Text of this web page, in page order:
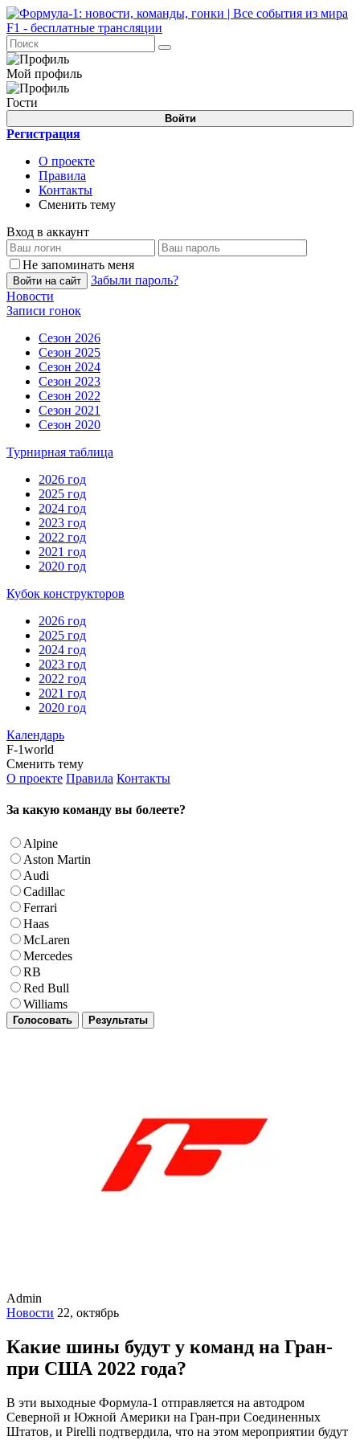
Мой профиль
Гости
Войти
Регистрация
О проекте
Правила
Контакты
Сменить тему
Вход в аккаунт
Не запоминать меня
Войти на сайт
Забыли пароль?
Новости
Записи гонок
Сезон 2026
Сезон 2025
Сезон 2024
Сезон 2023
Сезон 2022
Сезон 2021
Сезон 2020
Турнирная таблица
2026 год
2025 год
2024 год
2023 год
2022 год
2021 год
2020 год
Кубок конструкторов
2026 год
2025 год
2024 год
2023 год
2022 год
2021 год
2020 год
Календарь
F-1world
Сменить тему
О проекте Правила Контакты
За какую команду вы болеете?
Alpine
Aston Martin
Audi
Cadillac
Ferrari
Haas
McLaren
Mercedes
RB
Red Bull
Williams
Голосовать Результаты
Admin
Новости 22, октябрь
Какие шины будут у команд на Гран-
при США 2022 года?
В эти выходные Формула-1 отправляется на автодром
Северной и Южной Америки на Гран-при Соединенных
Штатов, и Pirelli подтвердила, что на этом мероприятии будут